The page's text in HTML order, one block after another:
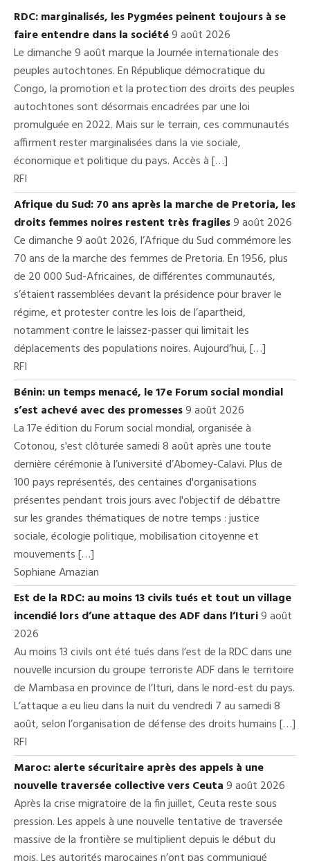
RDC: marginalisés, les Pygmées peinent toujours à se
faire entendre dans la société9 août 2026
Le dimanche 9 août marque la Journée internationale des
peuples autochtones. En République démocratique du
Congo, la promotion et la protection des droits des peuples
autochtones sont désormais encadrées par une loi
promulguée en 2022. Mais sur le terrain, ces communautés
affirment rester marginalisées dans la vie sociale,
économique et politique du pays. Accès à […]
RFI
Afrique du Sud: 70 ans après la marche de Pretoria, les
droits femmes noires restent très fragiles9 août 2026
Ce dimanche 9 août 2026, l’Afrique du Sud commémore les
70 ans de la marche des femmes de Pretoria. En 1956, plus
de 20 000 Sud-Africaines, de différentes communautés,
s’étaient rassemblées devant la présidence pour braver le
régime, et protester contre les lois de l’apartheid,
notamment contre le laissez-passer qui limitait les
déplacements des populations noires. Aujourd’hui, […]
RFI
Bénin: un temps menacé, le 17e Forum social mondial
s’est achevé avec des promesses9 août 2026
La 17e édition du Forum social mondial, organisée à
Cotonou, s'est clôturée samedi 8 août après une toute
dernière cérémonie à l’université d’Abomey-Calavi. Plus de
100 pays représentés, des centaines d'organisations
présentes pendant trois jours avec l'objectif de débattre
sur les grandes thématiques de notre temps : justice
sociale, écologie politique, mobilisation citoyenne et
mouvements […]
Sophiane Amazian
Est de la RDC: au moins 13 civils tués et tout un village
incendié lors d’une attaque des ADF dans l’Ituri9 août
2026
Au moins 13 civils ont été tués dans l’est de la RDC dans une
nouvelle incursion du groupe terroriste ADF dans le territoire
de Mambasa en province de l’Ituri, dans le nord-est du pays.
L’attaque a eu lieu dans la nuit du vendredi 7 au samedi 8
août, selon l’organisation de défense des droits humains […]
RFI
Maroc: alerte sécuritaire après des appels à une
nouvelle traversée collective vers Ceuta9 août 2026
Après la crise migratoire de la fin juillet, Ceuta reste sous
pression. Les appels à une nouvelle tentative de traversée
massive de la frontière se multiplient depuis le début du